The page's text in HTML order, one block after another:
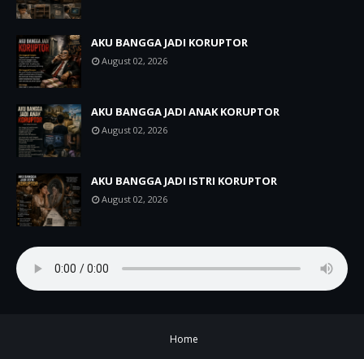
AKU BANGGA JADI KORUPTOR
August 02, 2026
AKU BANGGA JADI ANAK KORUPTOR
August 02, 2026
AKU BANGGA JADI ISTRI KORUPTOR
August 02, 2026
Home